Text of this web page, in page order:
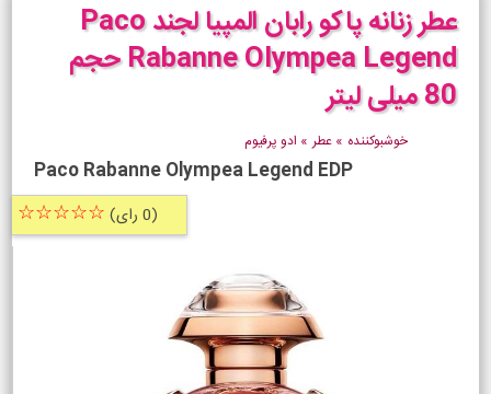
عطر زنانه پاکو رابان المپیا لجند Paco
Rabanne Olympea Legend حجم
80 میلی لیتر
خوشبوکننده » عطر » ادو پرفیوم
Paco Rabanne Olympea Legend EDP
(0 رای) ☆☆☆☆☆